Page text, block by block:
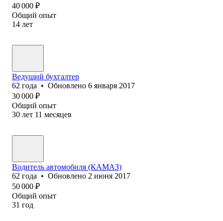
40 000 ₽
Общий опыт
14 лет
Ведущий бухгалтер
62 года • Обновлено 6 января 2017
30 000 ₽
Общий опыт
30 лет 11 месяцев
Водитель автомобиля (КАМАЗ)
62 года • Обновлено 2 июня 2017
50 000 ₽
Общий опыт
31 год